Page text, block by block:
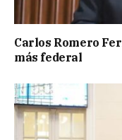
Carlos Romero
más federal